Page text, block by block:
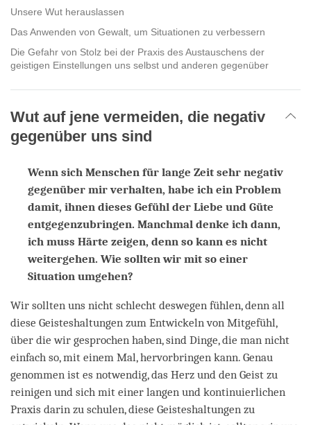
Unsere Wut herauslassen
Das Anwenden von Gewalt, um Situationen zu verbessern
Die Gefahr von Stolz bei der Praxis des Austauschens der
geistigen Einstellungen uns selbst und anderen gegenüber
Wut auf jene vermeiden, die negativ
gegenüber uns sind
Wenn sich Menschen für lange Zeit sehr negativ
gegenüber mir verhalten, habe ich ein Problem
damit, ihnen dieses Gefühl der Liebe und Güte
entgegenzubringen. Manchmal denke ich dann,
ich muss Härte zeigen, denn so kann es nicht
weitergehen. Wie sollten wir mit so einer
Situation umgehen?
Wir sollten uns nicht schlecht deswegen fühlen, denn all
diese Geisteshaltungen zum Entwickeln von Mitgefühl,
über die wir gesprochen haben, sind Dinge, die man nicht
einfach so, mit einem Mal, hervorbringen kann. Genau
genommen ist es notwendig, das Herz und den Geist zu
reinigen und sich mit einer langen und kontinuierlichen
Praxis darin zu schulen, diese Geisteshaltungen zu